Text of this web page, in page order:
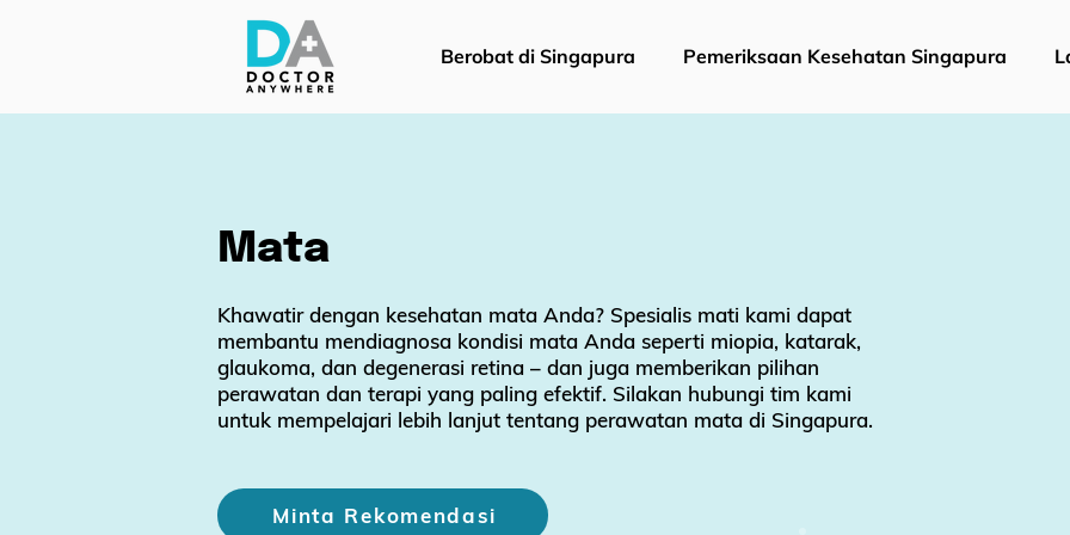
Berobat di Singapura Pemeriksaan Kesehatan Singapura
Mata
Khawatir dengan kesehatan mata Anda? Spesialis mati kami dapat
membantu mendiagnosa kondisi mata Anda seperti miopia, katarak,
glaukoma, dan degenerasi retina – dan juga memberikan pilihan
perawatan dan terapi yang paling efektif. Silakan hubungi tim kami
untuk mempelajari lebih lanjut tentang perawatan mata di Singapura.
Minta Rekomendasi